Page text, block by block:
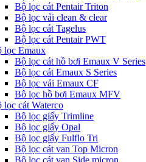
Bộ lọc cát Pentair Triton
Bộ lọc vải clean & clear
Bộ lọc cát Tagelus
Bộ lọc cát Pentair PWT
lọc Emaux
Bộ lọc cát hồ bơi Emaux V Series
Bộ lọc cát Emaux S Series
Bộ lọc vải Emaux CF
Bô lọc hồ bơi Emaux MFV
lọc cát Waterco
Bộ lọc giấy Trimline
Bộ lọc giấy Opal
Bộ lọc giấy Fulflo Tri
Bộ lọc cát van Top Micron
Bộ lọc cát van Side micron